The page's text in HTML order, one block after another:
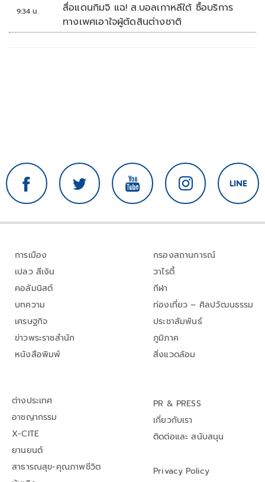
9:34 น.
สื่อแดนกิมจิ แฉ! ส.บอลเกาหลีใต้ ซื้อบริการ
ทางเพศเอาใจผู้ตัดสินต่างชาติ
การเมือง
เปลว สีเงิน
คอลัมนิสต์
บทความ
เศรษฐกิจ
ข่าวพระราชสำนัก
หนังสือพิมพ์
กรองสถานการณ์
วาไรตี้
กีฬา
ท่องเที่ยว – ศิลปวัฒนธรรม
ประชาสัมพันธ์
ภูมิภาค
สิ่งแวดล้อม
ต่างประเทศ
อาชญากรรม
X-CITE
ยานยนต์
สาธารณสุข-คุณภาพชีวิต
PR & PRESS
เกี่ยวกับเรา
ติดต่อและ สนับสนุน
Privacy Policy